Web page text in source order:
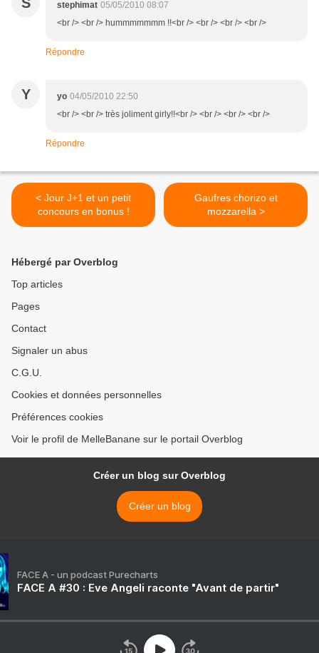
stephimat 05/05/2010 08:07
<br /> <br /> hummmmmmm !!<br /> <br /> <br /> <br />
Répondre
Y yo 04/05/2010 22:50
<br /> <br /> très joliment girly!!<br /> <br /> <br /> <br />
Répondre
< Jour J+1 et un petit
concours en bonus !
Gaufres chorizo et
mozzarella >
Hébergé par Overblog
Top articles
Pages
Contact
Signaler un abus
C.G.U.
Cookies et données personnelles
Préférences cookies
Voir le profil de MelleBanane sur le portail Overblog
Créer un blog sur Overblog
Créer un blog
FACE A - un podcast Purecharts
FACE A #30 : Eve Angeli raconte "Avant de partir"